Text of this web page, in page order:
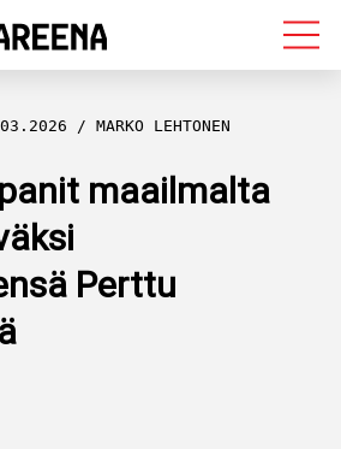
MARKO LEHTONEN
maailmalta
Perttu